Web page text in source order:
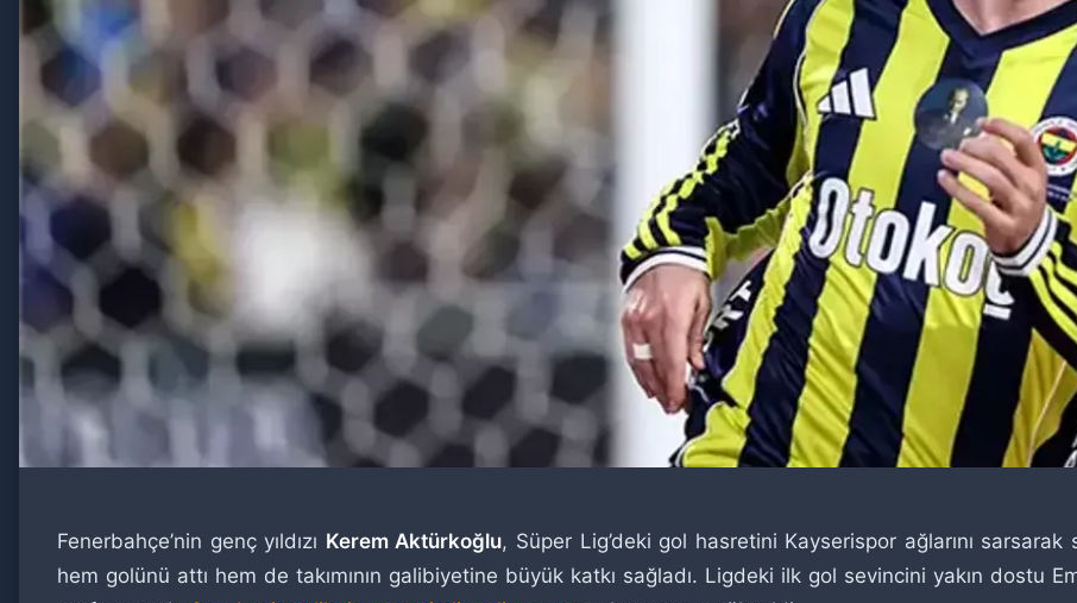
Fenerbahçe’nin genç yıldızı Kerem Aktürkoğlu, Süper Lig’deki gol hasretini Kayserispor ağlarını
hem golünü attı hem de takımının galibiyetine büyük katkı sağladı. Ligdeki ilk gol sevincini yakın dostu